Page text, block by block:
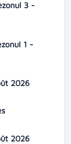
3 -
1 -
2026
2026